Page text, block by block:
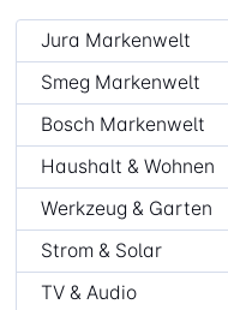
Jura Markenwelt
Smeg Markenwelt
Bosch Markenwelt
Haushalt & Wohnen
Werkzeug & Garten
Strom & Solar
TV & Audio